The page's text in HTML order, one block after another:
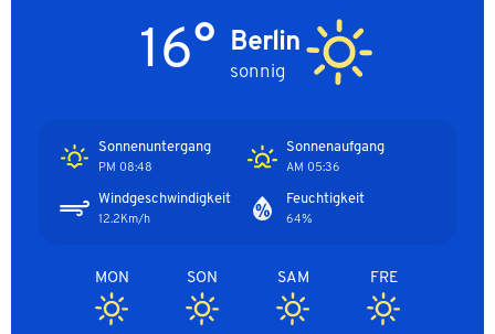
Berlin
sonnig
16°
Sonnenaufgang
05:36 AM
Sonnenuntergang
08:48 PM
Feuchtigkeit
64%
Windgeschwindigkeit
12.2Km/h
FRE
SAM
SON
MON